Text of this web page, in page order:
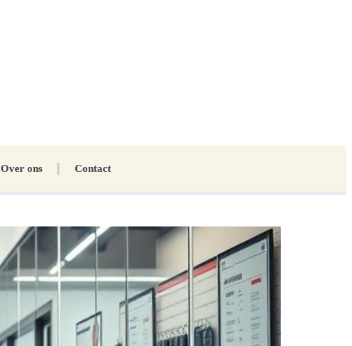
Over ons Contact